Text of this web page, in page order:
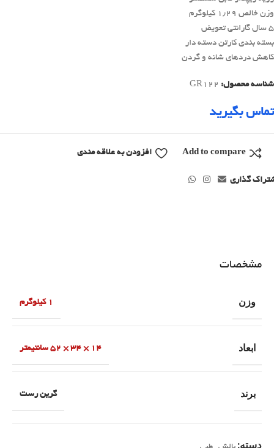
وزن خالص ۱٫۲۹ کیلوگرم
۵ سال گارانتی تعویض
بسته بندی کارتن دسته دار
کاهش دردهای شانه و گردن
شناسه محصول: GR122
تماس بگیرید
Add to compare افزودن به علاقه مندی
گذاری
مشخصات
وزن 1 کیلوگرم
ابعاد 14 × 34 × 52 سانتیمتر
برند گرین رست
دسته: